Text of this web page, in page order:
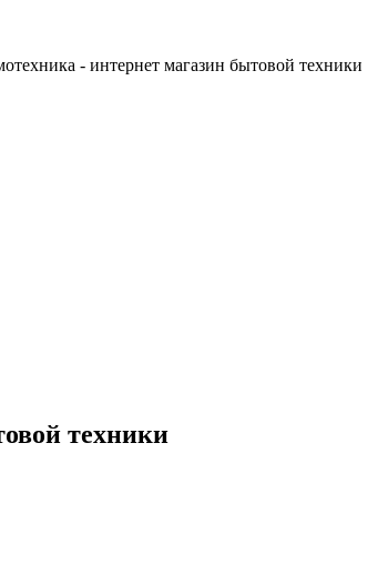
- интернет магазин бытовой техники
техники